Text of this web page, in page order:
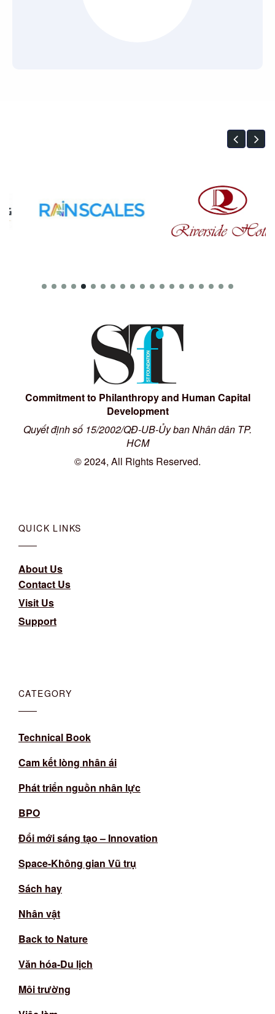
Commitment to Philanthropy and Human Capital
Development
Quyết định số 15/2002/QĐ-UB-Ủy ban Nhân dân TP.
HCM
© 2024, All Rights Reserved.
QUICK LINKS
About Us
Contact Us
Visit Us
Support
CATEGORY
Technical Book
Cam kết lòng nhân ái
Phát triển nguồn nhân lực
BPO
Đổi mới sáng tạo – Innovation
Space-Không gian Vũ trụ
Sách hay
Nhân vật
Back to Nature
Văn hóa-Du lịch
Môi trường